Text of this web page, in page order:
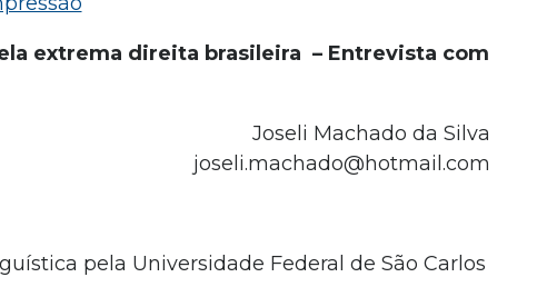
extrema direita brasileira – Entrevista com
Joseli Machado da Silva
joseli.machado@hotmail.com
pela Universidade Federal de São Carlos